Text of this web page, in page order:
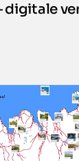
digitale